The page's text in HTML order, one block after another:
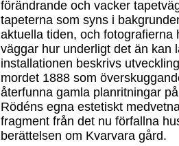
förändrande och vacker
tapeterna som syns i
aktuella tiden, och
väggar hur underligt det än kan
installationen beskrivs
mordet 1888 som
återfunna gamla planritningar
Rödéns egna estetiskt
fragment från det nu förfallna
berättelsen om Kvarvara gård.